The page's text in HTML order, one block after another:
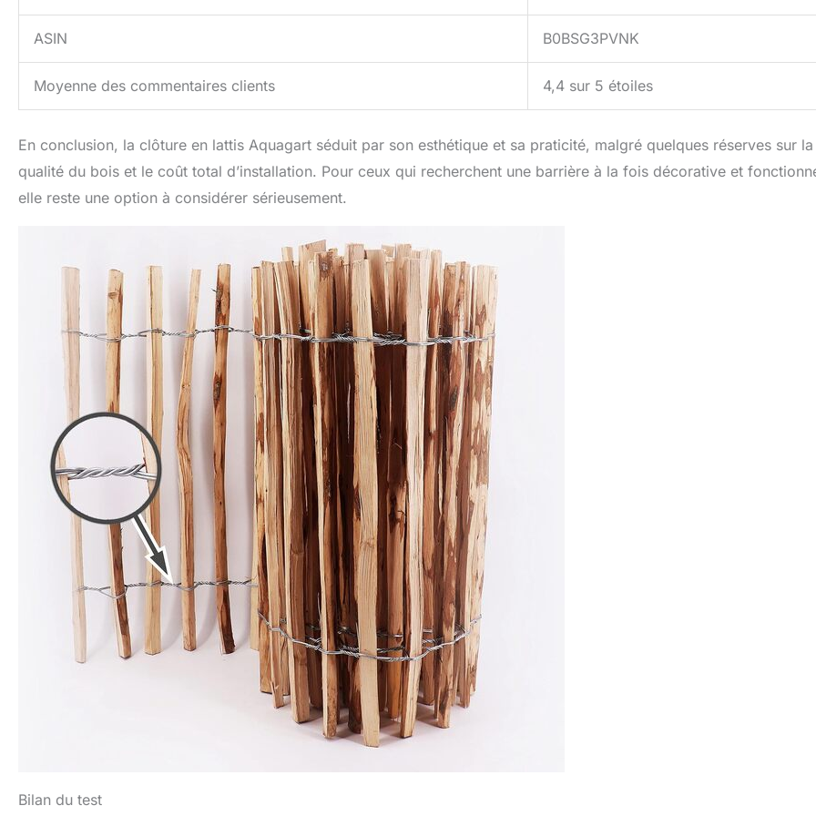
ASIN B0BSG3PVNK
Moyenne des commentaires clients 4,4 sur 5 étoiles
En conclusion, la clôture en lattis Aquagart séduit par son esthétique et sa praticité, malgré quelques réserves sur la
qualité du bois et le coût total d’installation. Pour ceux qui recherchent une barrière à la fois décorative et
elle reste une option à considérer sérieusement.
Bilan du test